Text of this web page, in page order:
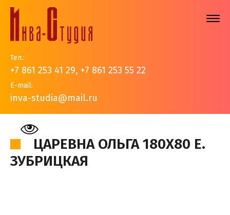
Тел.:
+7 861 253 41 29, +7 861 253 55 22
E-mail:
inva-studia@mail.ru
На главную > Наши работы > Иконы > Царевна Ольга
ЦАРЕВНА ОЛЬГА 180Х80 Е.
ЗУБРИЦКАЯ